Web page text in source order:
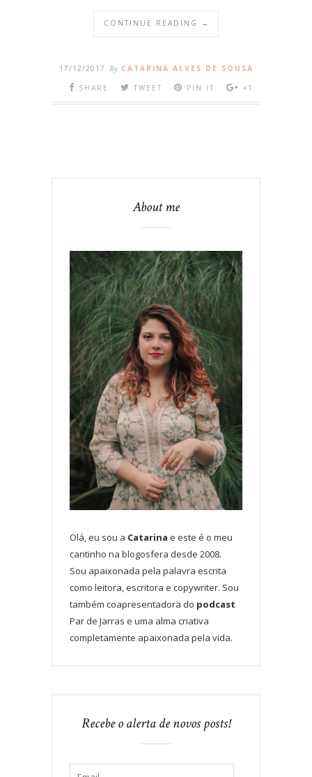
CONTINUE READING →
17/12/2017 By CATARINA ALVES DE SOUSA
SHARE
TWEET PIN IT +1
About me
Olá, eu sou a Catarina e este é o meu
cantinho na blogosfera desde 2008.
Sou apaixonada pela palavra escrita
como leitora, escritora e copywriter. Sou
também coapresentadora do podcast
Par de Jarras e uma alma criativa
completamente apaixonada pela vida.
Recebe o alerta de novos posts!